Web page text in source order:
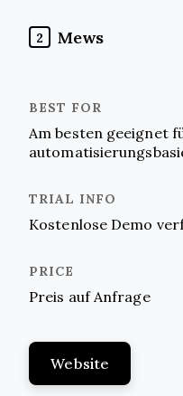
2 Mews
Am besten geeignet
Kostenlose Demo
Preis auf Anfrage
Website